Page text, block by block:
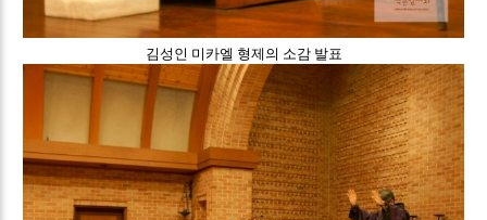
김성인 미카엘 형제의 소감 발표